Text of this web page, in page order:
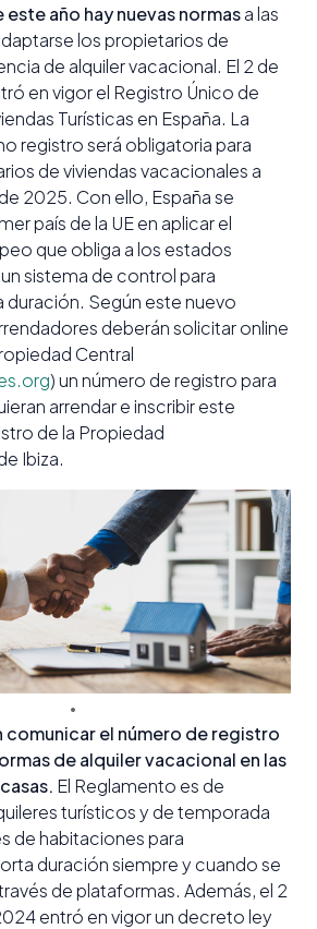
año hay nuevas normasa las
los propietarios de
de alquiler vacacional. El 2 de
en vigor el Registro Único de
Turísticas en España. La
registro será obligatoria para
de viviendas vacacionales a
2025. Con ello, España se
país de la UE en aplicar el
que obliga a los estados
sistema de control para
duración. Según este nuevo
deberán solicitar online
Central
) un número de registro para
arrendar e inscribir este
de la Propiedad
Ibiza.
comunicar el número de registro
de alquiler vacacional en las
El Reglamento es de
turísticos y de temporada
de habitaciones para
duración siempre y cuando se
de plataformas. Además, el 2
entró en vigor un decreto ley